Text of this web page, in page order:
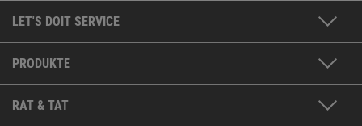
LET'S DOIT SERVICE
PRODUKTE
RAT & TAT